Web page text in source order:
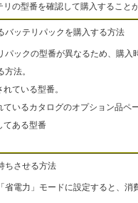
の型番を確認して購入すること
バッテリパックを購入する方法
ックの型番が異なるため、購入
法。
ている型番。
いるカタログのオプション品ペー
てある型番
ちさせる方法
省電力」モードに設定すると、消